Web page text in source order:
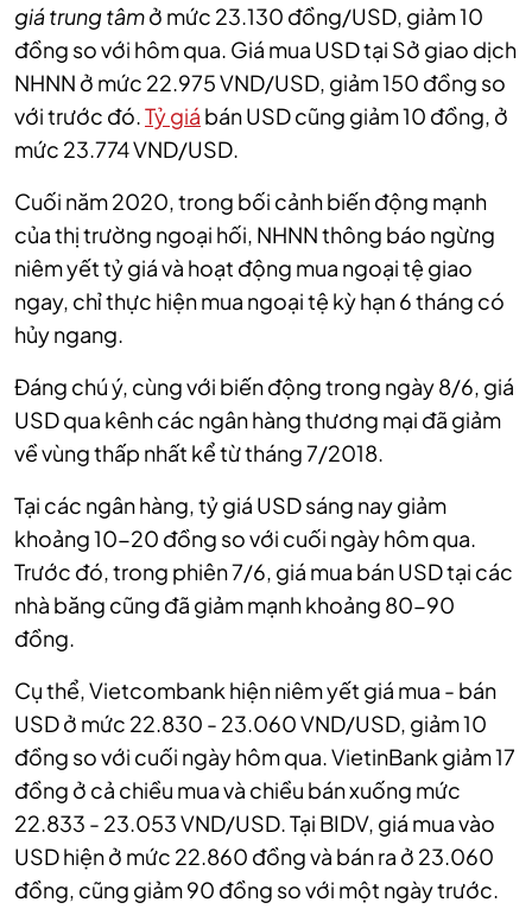
giá trung tâmở mức 23.130 đồng/USD, giảm 10
đồng so với hôm qua. Giá mua USD tại Sở giao dịch
NHNN ở mức 22.975 VND/USD, giảm 150 đồng so
với trước đó.Tỷ giá bán USD cũng giảm 10 đồng, ở
mức 23.774 VND/USD.
Cuối năm 2020, trong bối cảnh biến động mạnh
của thị trường ngoại hối, NHNN thông báo ngừng
niêm yết tỷ giá và hoạt động mua ngoại tệ giao
ngay, chỉ thực hiện mua ngoại tệ kỳ hạn 6 tháng có
hủy ngang.
Đáng chú ý, cùng với biến động trong ngày 8/6, giá
USD qua kênh các ngân hàng thương mại đã giảm
về vùng thấp nhất kể từ tháng 7/2018.
Tại các ngân hàng, tỷ giá USD sáng nay giảm
khoảng 10-20 đồng so với cuối ngày hôm qua.
Trước đó, trong phiên 7/6, giá mua bán USD tại các
nhà băng cũng đã giảm mạnh khoảng 80-90
đồng.
Cụ thể, Vietcombank hiện niêm yết giá mua - bán
USD ở mức 22.830 - 23.060 VND/USD, giảm 10
đồng so với cuối ngày hôm qua. VietinBank giảm 17
đồng ở cả chiều mua và chiều bán xuống mức
22.833 - 23.053 VND/USD. Tại BIDV, giá mua vào
USD hiện ở mức 22.860 đồng và bán ra ở 23.060
đồng, cũng giảm 90 đồng so với một ngày trước.